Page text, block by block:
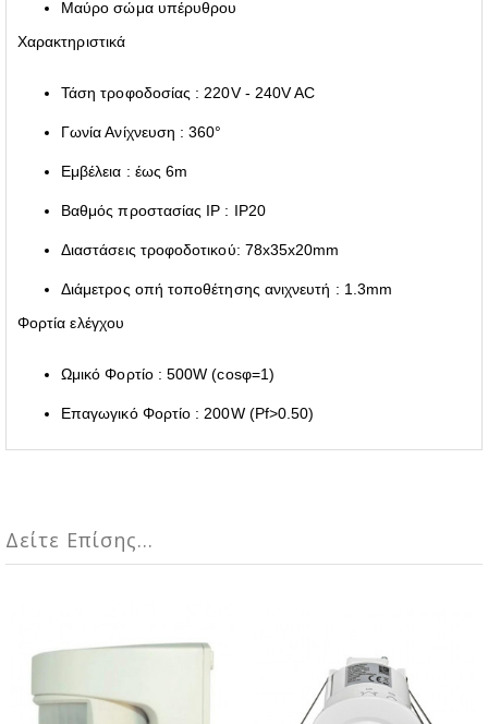
Μαύρο σώμα υπέρυθρου
Χαρακτηριστικά
Τάση τροφοδοσίας : 220V - 240V AC
Γωνία Ανίχνευση : 360°
Εμβέλεια : έως 6m
Βαθμός προστασίας IP : IP20
Διαστάσεις τροφοδοτικού: 78x35x20mm
Διάμετρος οπή τοποθέτησης ανιχνευτή : 1.3mm
Φορτία ελέγχου
Ωμικό Φορτίο : 500W (cosφ=1)
Επαγωγικό Φορτίο : 200W (Pf>0.50)
Δείτε Επίσης...